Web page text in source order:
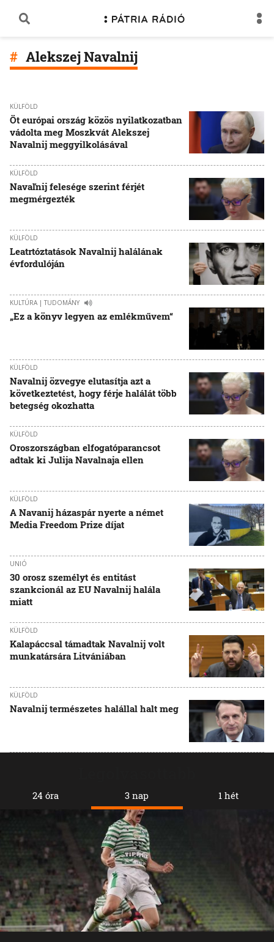
Alekszej Navalnij
KÜLFÖLD
Öt európai ország közös nyilatkozatban
vádolta meg Moszkvát Alekszej
Navalnij meggyilkolásával
KÜLFÖLD
Navaľnij felesége szerint férjét
megmérgezték
KÜLFÖLD
Leatrtóztatások Navalnij halálának
évfordulóján
KULTÚRA | TUDOMÁNY
„Ez a könyv legyen az emlékművem“
KÜLFÖLD
Navalnij özvegye elutasítja azt a
következtetést, hogy férje halálát több
betegség okozhatta
KÜLFÖLD
Oroszországban elfogatóparancsot
adtak ki Julija Navalnaja ellen
KÜLFÖLD
A Navanij házaspár nyerte a német
Media Freedom Prize díjat
UNIÓ
30 orosz személyt és entitást
szankcionál az EU Navalnij halála
miatt
KÜLFÖLD
Kalapáccsal támadtak Navalnij volt
munkatársára Litvániában
KÜLFÖLD
Navalnij természetes halállal halt meg
24 óra 3 nap 1 hét